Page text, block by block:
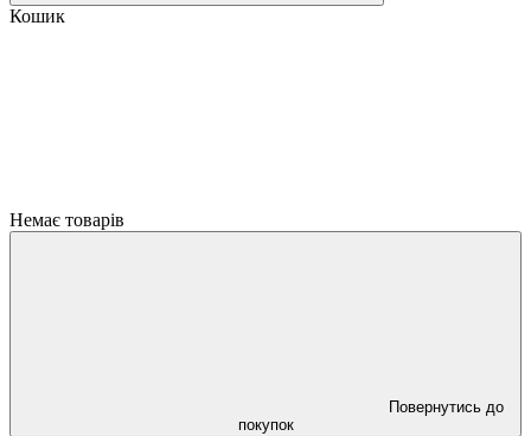
Кошик
Немає товарів
Повернутись до
покупок